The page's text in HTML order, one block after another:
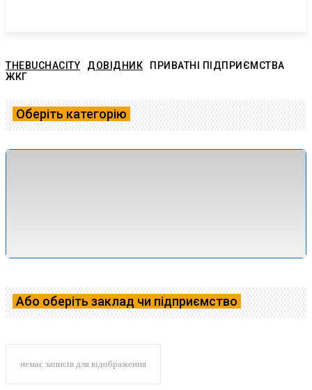
THEBUCHACITY ДОВІДНИК
ПРИВАТНІ ПІДПРИЄМСТВА
ЖКГ
Оберіть категорію
Або оберіть заклад чи підприємство
немає записів для відображення